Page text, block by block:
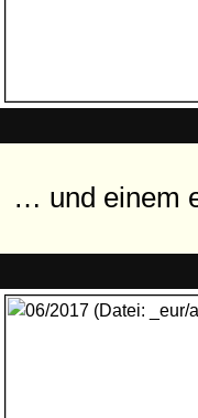
… und einem